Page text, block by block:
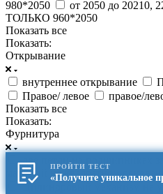
980*2050
от 2050 до 20210,
ТОЛЬКО 960*2050
Показать все
Показать:
Открывание
внутреннее открывание
Правое/ левое
правое/
Показать все
Показать:
Фурнитура
две петли на подшипниках
матовый на квадратном
Цилиндровый механизм на
ПРОЙТИ ТЕСТ
«Получите уникальное